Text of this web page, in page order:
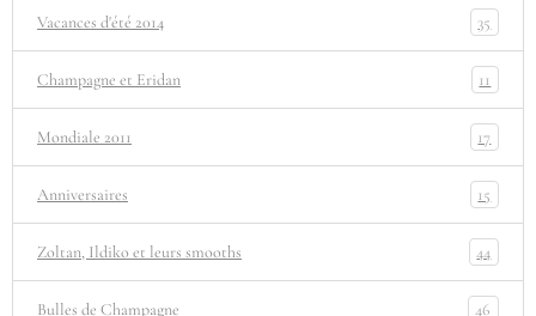
Vacances d'été 2014 35
Champagne et Eridan 11
Mondiale 2011 17
Anniversaires 15
Zoltan, Ildiko et leurs smooths 44
Bulles de Champagne 46